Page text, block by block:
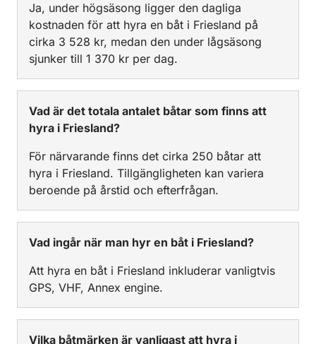
Ja, under högsäsong ligger den dagliga
kostnaden för att hyra en båt i Friesland på
cirka 3 528 kr, medan den under lågsäsong
sjunker till 1 370 kr per dag.
Vad är det totala antalet båtar som finns att
hyra i Friesland?
För närvarande finns det cirka 250 båtar att
hyra i Friesland. Tillgängligheten kan variera
beroende på årstid och efterfrågan.
Vad ingår när man hyr en båt i Friesland?
Att hyra en båt i Friesland inkluderar vanligtvis
GPS, VHF, Annex engine.
Vilka båtmärken är vanligast att hyra i